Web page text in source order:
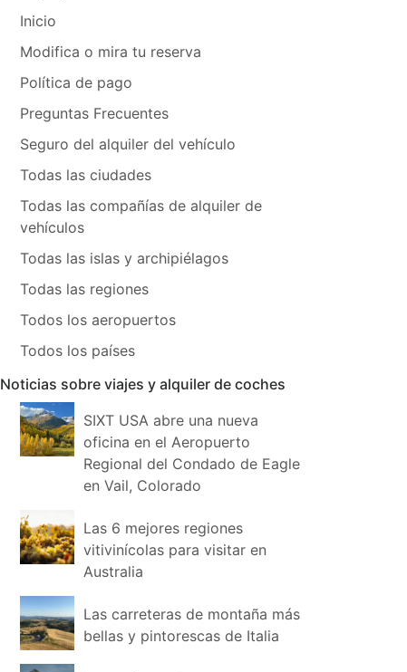
Inicio
Modifica o mira tu reserva
Política de pago
Preguntas Frecuentes
Seguro del alquiler del vehículo
Todas las ciudades
Todas las compañías de alquiler de
vehículos
Todas las islas y archipiélagos
Todas las regiones
Todos los aeropuertos
Todos los países
Noticias sobre viajes y alquiler de coches
SIXT USA abre una nueva
oficina en el Aeropuerto
Regional del Condado de Eagle
en Vail, Colorado
Las 6 mejores regiones
vitivinícolas para visitar en
Australia
Las carreteras de montaña más
bellas y pintorescas de Italia